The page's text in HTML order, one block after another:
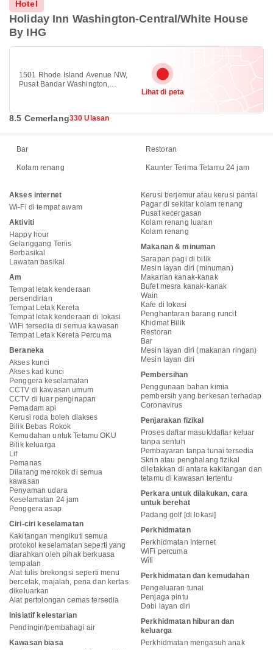
Hotel
Holiday Inn Washington-Central/White House
By IHG
1501 Rhode Island Avenue NW,
Pusat Bandar Washington,
Lihat di peta
8.5 Cemerlang330 Ulasan
Bar Restoran
Kolam renang Kaunter Terima Tetamu 24 jam
Akses internet
Wi-Fi di tempat awam
Aktiviti
Happy hour
Gelanggang Tenis
Berbasikal
Lawatan basikal
Am
Tempat letak kenderaan
persendirian
Tempat Letak Kereta
Tempat letak kenderaan di lokasi
WiFi tersedia di semua kawasan
Tempat Letak Kereta Percuma
Beraneka
Akses kunci
Akses kad kunci
Penggera keselamatan
CCTV di kawasan umum
CCTV di luar penginapan
Pemadam api
Kerusi roda boleh diakses
Bilik Bebas Rokok
Kemudahan untuk Tetamu OKU
Bilik keluarga
Lif
Pemanas
Dilarang merokok di semua
kawasan
Penyaman udara
Keselamatan 24 jam
Penggera asap
Ciri-ciri keselamatan
Kakitangan mengikuti semua
protokol keselamatan seperti yang
diarahkan oleh pihak berkuasa
tempatan
Alat tulis brekongsi seperti menu
bercetak, majalah, pena dan kertas
dikeluarkan
Alat pertolongan cemas tersedia
Inisiatif kelestarian
Pendingin/pembahagi air
Kawasan biasa
Kerusi berjemur atau kerusi pantai
Pagar di sekitar kolam renang
Pusat kecergasan
Kolam renang luaran
Kolam renang
Makanan & minuman
Sarapan pagi di bilik
Mesin layan diri (minuman)
Makanan kanak-kanak
Bufet mesra kanak-kanak
Wain
Kafe di lokasi
Penghantaran barang runcit
Khidmat Bilik
Restoran
Bar
Mesin layan diri (makanan ringan)
Mesin layan diri
Pembersihan
Penggunaan bahan kimia
pembersih yang berkesan terhadap
Coronavirus
Penjarakan fizikal
Proses daftar masuk/daftar keluar
tanpa sentuh
Pembayaran tanpa tunai tersedia
Skrin atau penghalang fizikal
diletakkan di antara kakitangan dan
tetamu di kawasan tertentu
Perkara untuk dilakukan, cara
untuk berehat
Padang golf [di lokasi]
Perkhidmatan
Perkhidmatan Internet
WiFi percuma
Wifi
Perkhidmatan dan kemudahan
Pengeluaran tunai
Penjaga pintu
Dobi layan diri
Perkhidmatan hiburan dan
keluarga
Perkhidmatan mengasuh anak